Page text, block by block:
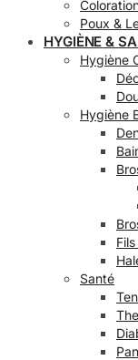
Poux &
HYGIÈNE &
Hygiène
Hygiène
Santé